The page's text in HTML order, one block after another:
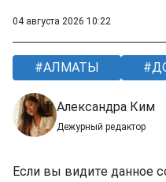
04 августа 2026 10:22
АЛМАТЫ
Александра Ким
Дежурный редактор
Если вы видите данное